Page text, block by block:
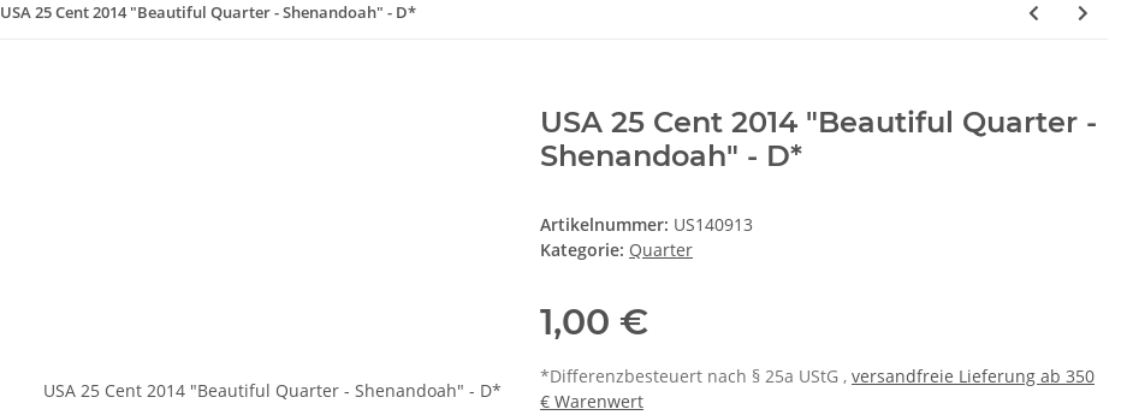
USA 25 Cent 2014 "Beautiful Quarter - Shenandoah" - D*
USA 25 Cent 2014 "Beautiful Quarter -
Shenandoah" - D*
Artikelnummer: US140913
Kategorie: Quarter
1,00 €
*Differenzbesteuert nach § 25a UStG , versandfreie Lieferung ab 350
€ Warenwert